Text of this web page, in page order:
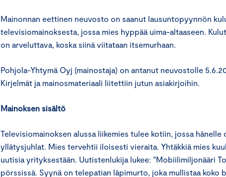
Mainonnan eettinen neuvosto on saanut lausuntopyynnön
televisiomainoksesta, jossa mies hyppää uima-altaaseen.
on arveluttava, koska siinä viitataan itsemurhaan.
Pohjola-Yhtymä Oyj (mainostaja) on antanut neuvostolle
Kirjelmät ja mainosmateriaali liitettiin jutun asiakirjoihin.
Mainoksen sisältö
Televisiomainoksen alussa liikemies tulee kotiin, jossa
yllätysjuhlat. Mies tervehtii iloisesti vieraita. Yhtäkkiä mies
uutisia yrityksestään. Uutistenlukija lukee: ”Mobiilimiljonääri
pörssissä. Syynä on telepatian läpimurto, joka mullistaa koko